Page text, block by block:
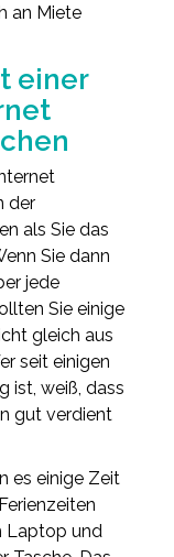
an Miete
einer
der
als Sie das
Sie dann
jede
Sie einige
gleich aus
seit einigen
ist, weiß, dass
gut verdient
es einige Zeit
Laptop und